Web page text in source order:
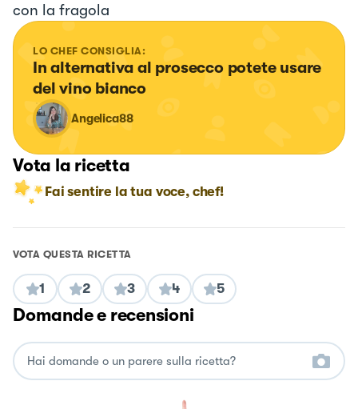
con la fragola
LO CHEF CONSIGLIA:
In alternativa al prosecco potete usare
del vino bianco
Angelica88
Vota la ricetta
Fai sentire la tua voce, chef!
VOTA QUESTA RICETTA
1 2 3 4 5
Domande e recensioni